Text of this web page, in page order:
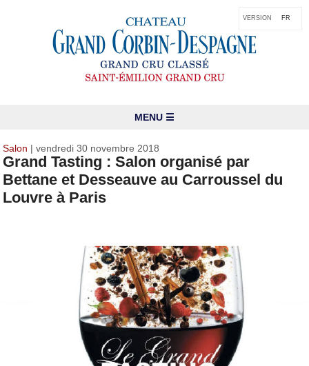
VERSION FR
MENU ☰
Salon | vendredi 30 novembre 2018
Grand Tasting : Salon organisé par
Bettane et Desseauve au Carroussel du
Louvre à Paris